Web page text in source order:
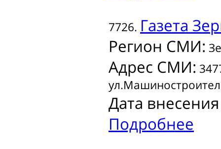
7726. Газета
Регион СМИ:
Адрес СМИ:
Дата
Подробнее